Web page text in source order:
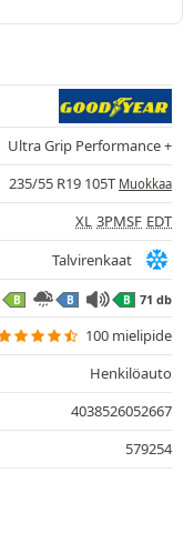
Ultra Grip Performance +
235/55 R19 105T Muokkaa
XL 3PMSF EDT
Talvirenkaat
B B B 71 db
100 mielipide
Henkilöauto
4038526052667
579254